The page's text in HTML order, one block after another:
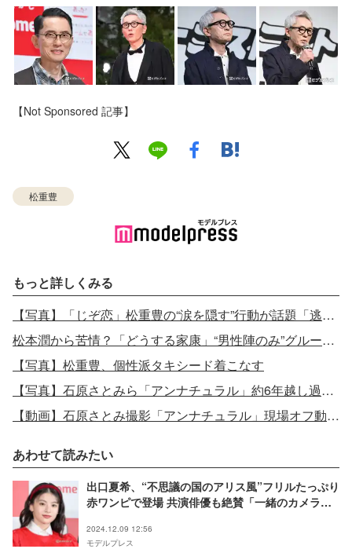
【Not Sponsored 記事】
松重豊
もっと詳しくみる
【写真】「じぞ恋」松重豊の“涙を隠す”行動が話題「逃げ恥」「着飾る恋」「プロミス・シンデレラ」に続き…
松本潤から苦情？「どうする家康」“男性陣のみ”グループLINE、松重豊が「常に既読スルー」の理由
【写真】松重豊、個性派タキシード着こなす
【写真】石原さとみら「アンナチュラル」約6年越し過去ショット再現
【動画】石原さとみ撮影「アンナチュラル」現場オフ動画が話題
あわせて読みたい
出口夏希、“不思議の国のアリス風”フリルたっぷり
赤ワンピで登場 共演俳優も絶賛「一緒のカメラに
2024.12.09 12:56
モデルプレス